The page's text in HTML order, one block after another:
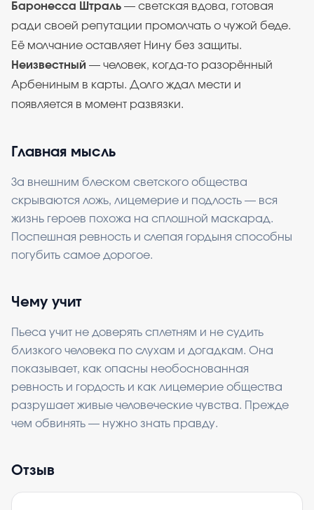
Баронесса Штраль — светская вдова, готовая
ради своей репутации промолчать о чужой беде.
Её молчание оставляет Нину без защиты.
Неизвестный — человек, когда-то разорённый
Арбениным в карты. Долго ждал мести и
появляется в момент развязки.
Главная мысль
За внешним блеском светского общества
скрываются ложь, лицемерие и подлость — вся
жизнь героев похожа на сплошной маскарад.
Поспешная ревность и слепая гордыня способны
погубить самое дорогое.
Чему учит
Пьеса учит не доверять сплетням и не судить
близкого человека по слухам и догадкам. Она
показывает, как опасны необоснованная
ревность и гордость и как лицемерие общества
разрушает живые человеческие чувства. Прежде
чем обвинять — нужно знать правду.
Отзыв